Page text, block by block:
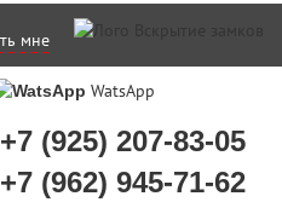
мне
WatsApp
+7 (925) 207-83-05
+7 (962) 945-71-62